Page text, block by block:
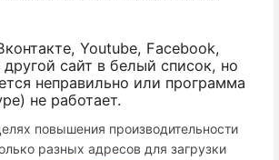
Youtube, Facebook,
сайт в белый список, но
неправильно или программа
не работает.
повышения производительности
разных адресов для загрузки